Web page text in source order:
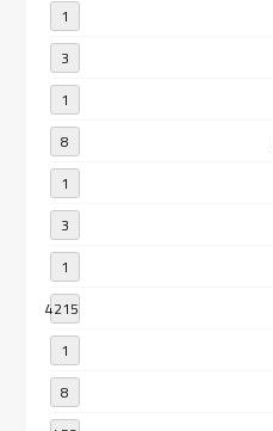
1
3
1
8
1
3
1
4215
1
8